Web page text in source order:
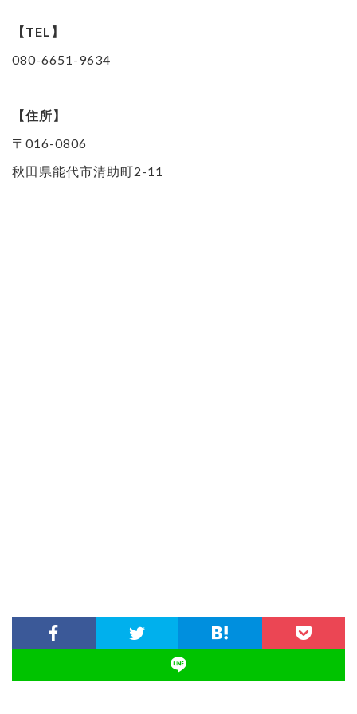
【TEL】
080-6651-9634
【住所】
〒016-0806
秋田県能代市清助町2-11